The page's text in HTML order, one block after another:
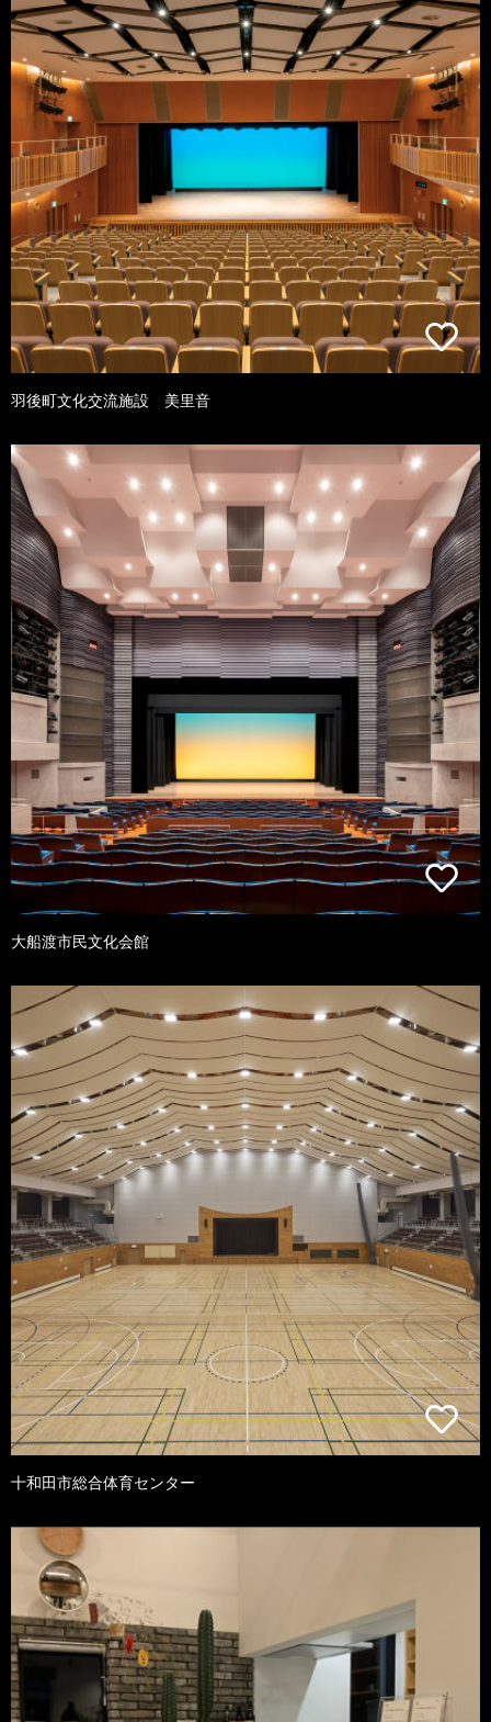
羽後町文化交流施設 美里音
大船渡市民文化会館
十和田市総合体育センター